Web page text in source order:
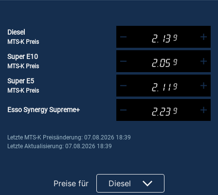
Diesel
MTS-K Preis 2.13 9
Super E10
MTS-K Preis 2.05 9
Super E5
MTS-K Preis 2.11 9
Esso Synergy Supreme+ 2.23 9
Letzte MTS-K Preisänderung: 07.08.2026 18:39
Letzte Aktualisierung: 07.08.2026 18:39
Preise für Diesel